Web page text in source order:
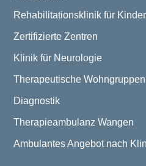
Rehabilitationsklinik für
Zertifizierte Zentren
Klinik für Neurologie
Therapeutische Wohngruppen
Diagnostik
Therapieambulanz Wangen
Ambulantes Angebot nach